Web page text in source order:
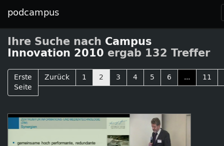
podcampus
Ihre Suche nach Campus
Innovation 2010 ergab 132 Treffer
Erste
Seite
Zurück 1 2 3 4 5 6 ... 11